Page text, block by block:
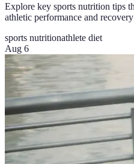
Explore key sports nutrition tips
athletic performance and recovery
sports nutritionathlete diet
Aug 6